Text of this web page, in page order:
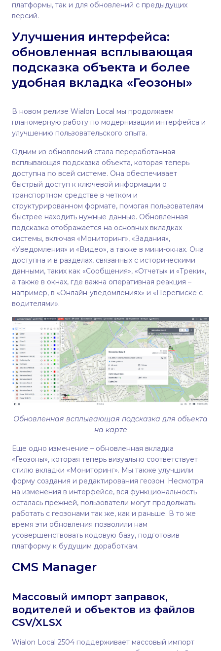
платформы, так и для обновлений с предыдущих
версий.
Улучшения интерфейса:
обновленная всплывающая
подсказка объекта и более
удобная вкладка «Геозоны»
В новом релизе Wialon Local мы продолжаем
планомерную работу по модернизации интерфейса и
улучшению пользовательского опыта.
Одним из обновлений стала переработанная
всплывающая подсказка объекта, которая теперь
доступна по всей системе. Она обеспечивает
быстрый доступ к ключевой информации о
транспортном средстве в четком и
структурированном формате, помогая пользователям
быстрее находить нужные данные. Обновленная
подсказка отображается на основных вкладках
системы, включая «Мониторинг», «Задания»,
«Уведомления» и «Видео», а также в мини-окнах. Она
доступна и в разделах, связанных с историческими
данными, таких как «Сообщения», «Отчеты» и «Треки»,
а также в окнах, где важна оперативная реакция –
например, в «Онлайн-уведомлениях» и «Переписке с
водителями».
Обновленная всплывающая подсказка для объекта
на карте
Еще одно изменение – обновленная вкладка
«Геозоны», которая теперь визуально соответствует
стилю вкладки «Мониторинг». Мы также улучшили
форму создания и редактирования геозон. Несмотря
на изменения в интерфейсе, вся функциональность
осталась прежней, пользователи могут продолжать
работать с геозонами так же, как и раньше. В то же
время эти обновления позволили нам
усовершенствовать кодовую базу, подготовив
платформу к будущим доработкам.
CMS Manager
Массовый импорт заправок,
водителей и объектов из файлов
CSV/XLSX
Wialon Local 2504 поддерживает массовый импорт